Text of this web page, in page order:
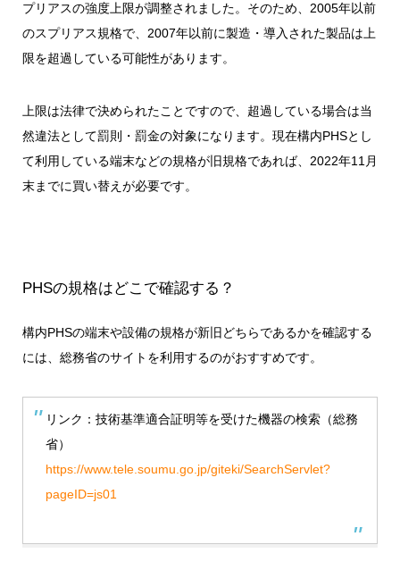
プリアスの強度上限が調整されました。そのため、2005年以前
のスプリアス規格で、2007年以前に製造・導入された製品は上
限を超過している可能性があります。
上限は法律で決められたことですので、超過している場合は当
然違法として罰則・罰金の対象になります。 現在構内PHSとし
て利用している端末などの規格が旧規格であれば、2022年11月
末までに買い替えが必要です。
PHSの規格はどこで確認する？
構内PHSの端末や設備の規格が新旧どちらであるかを確認する
には、総務省のサイトを利用するのがおすすめです。
リンク：技術基準適合証明等を受けた機器の検索（総務
省）
https://www.tele.soumu.go.jp/giteki/SearchServlet?
pageID=js01